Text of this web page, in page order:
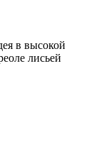
в высокой
лисьей